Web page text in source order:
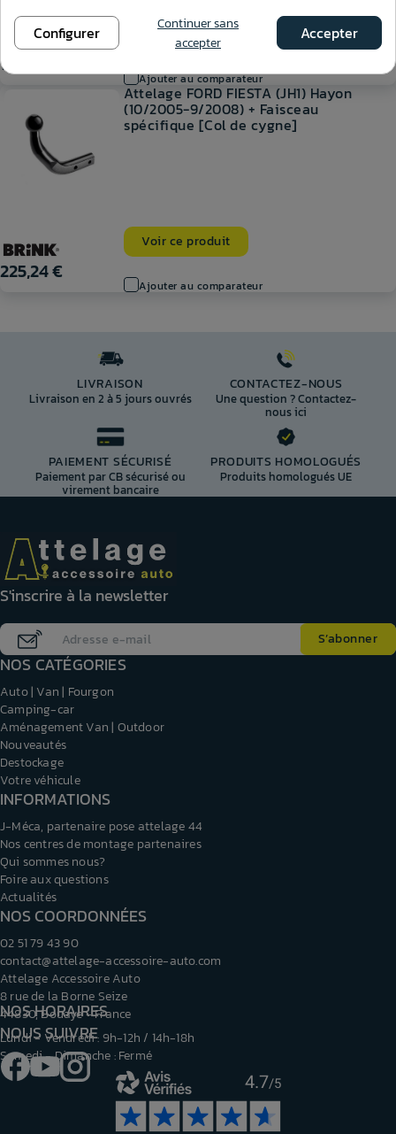
Ajouter au comparateur
188,70 €
Voir ce produit
Attelage FORD FIESTA (JH1) Hayon
(10/2005-9/2008) + Faisceau
spécifique [Col de cygne]
Ajouter au comparateur
225,24 €
Voir ce produit
LIVRAISON
Livraison en 2 à 5 jours ouvrés
CONTACTEZ-NOUS
Une question ? Contactez-
nous ici
PAIEMENT SÉCURISÉ
Paiement par CB sécurisé ou
virement bancaire
PRODUITS HOMOLOGUÉS
Produits homologués UE
NOS CATÉGORIES
Auto | Van | Fourgon
Camping-car
Aménagement Van | Outdoor
Nouveautés
Destockage
Votre véhicule
INFORMATIONS
J-Méca, partenaire pose attelage 44
Nos centres de montage partenaires
Qui sommes nous?
Foire aux questions
Actualités
NOS COORDONNÉES
02 51 79 43 90
contact@attelage-accessoire-auto.com
Attelage Accessoire Auto
8 rue de la Borne Seize
44830, Bouaye - France
S'inscrire à la newsletter
NOUS SUIVRE
FacebookYouTubeInstagram
NOS HORAIRES
Lundi - Vendredi : 9h-12h / 14h-18h
Samedi - Dimanche : Fermé
4.7/5
Configurer
Continuer sans
accepter
Accepter